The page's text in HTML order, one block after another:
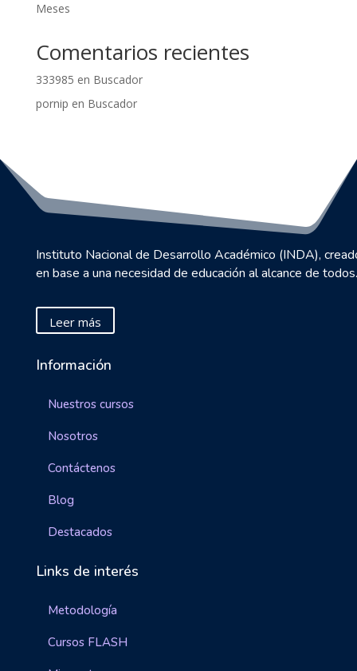
Meses
Comentarios recientes
333985 en Buscador
pornip en Buscador
Instituto Nacional de Desarrollo Académico (INDA),
en base a una necesidad de educación al alcance de todos.
Leer más
Información
Nuestros cursos
Nosotros
Contáctenos
Blog
Destacados
Links de interés
Metodología
Cursos FLASH